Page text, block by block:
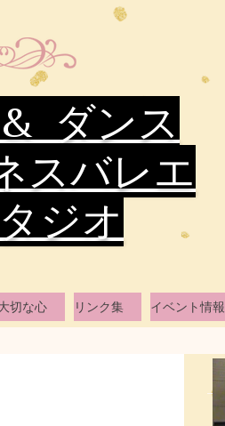
ダンス
バレエ
ジオ
切な心 リンク集 イベント情報